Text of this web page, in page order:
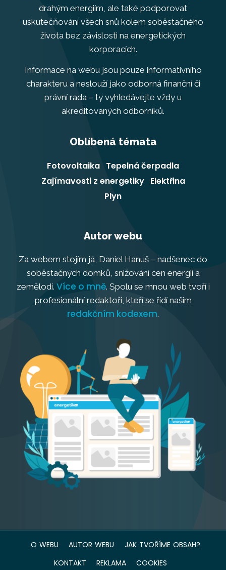
drahým energiím, ale také podporovat
uskutečňování všech snů kolem soběstačného
života bez závislosti na energetických
korporacích.
Informace na webu jsou pouze informativního
charakteru a neslouží jako odborná finanční či
právní rada – ty vyhledávejte vždy u
akreditovaných odborníků.
Oblíbená témata
Fotovoltaika Tepelná čerpadla
Zajímavosti z energetiky Elektřina
Plyn
Autor webu
Za webem stojím já, Daniel Hanuš – nadšenec do
soběstačných domků, snižování cen energií a
zemělodí. Více o mně. Spolu se mnou web tvoří i
profesionální redaktoři, kteří se řídí našim
redakčním kodexem.
O WEBU AUTOR WEBU
JAK TVOŘÍME OBSAH?
KONTAKT
REKLAMA COOKIES